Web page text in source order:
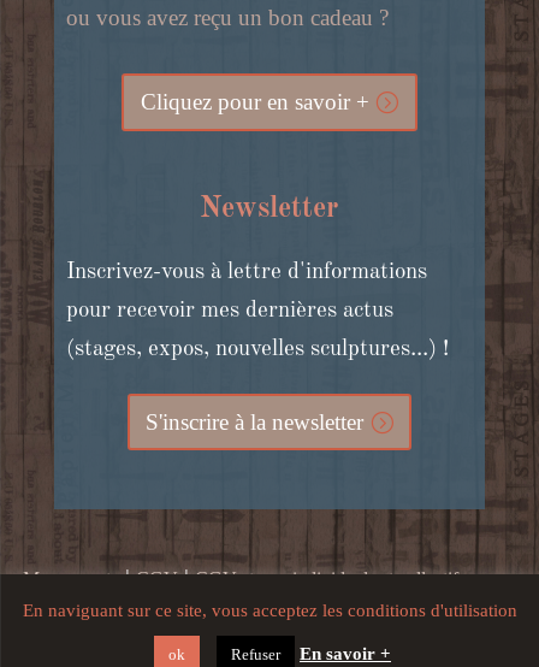
ou vous avez reçu un bon cadeau ?
Cliquez pour en savoir +
Newsletter
Inscrivez-vous à lettre d'informations
pour recevoir mes dernières actus
(stages, expos, nouvelles sculptures...) !
S'inscrire à la newsletter
Mon compte|CGV|CGV stages individuels et collectifs, cours
en ligne et bons cadeaux|Mentions légales, crédits, confidentialité
et utilisation du site
En naviguant sur ce site, vous acceptez les conditions d'utilisation
ok Refuser En savoir +